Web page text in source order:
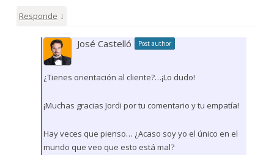
Responde ↓
José Castelló Post author
¿Tienes orientación al cliente?…¡Lo dudo!
¡Muchas gracias Jordi por tu comentario y tu empatía!
Hay veces que pienso… ¿Acaso soy yo el único en el
mundo que veo que esto está mal?